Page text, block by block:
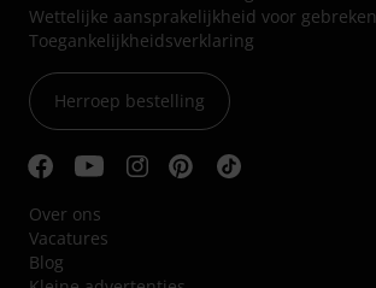
Wettelijke aansprakelijkheid voor gebreken
Toegankelijkheidsverklaring
Herroep bestelling
Over ons
Vacatures
Blog